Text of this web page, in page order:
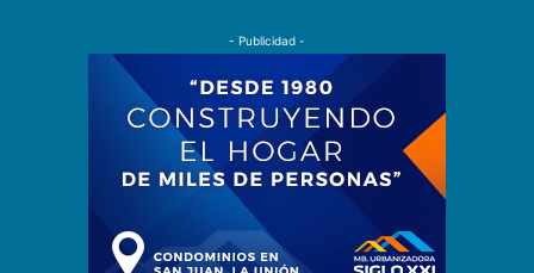
- Publicidad -